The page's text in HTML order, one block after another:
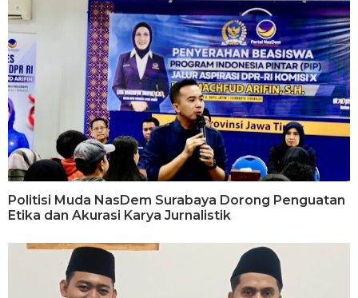
Politisi Muda NasDem Surabaya Dorong Penguatan
Etika dan Akurasi Karya Jurnalistik